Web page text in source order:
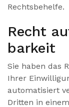
Rechtsbehelfe.
Recht
barkeit
Sie haben das
Ihrer
automatisiert
Dritten in